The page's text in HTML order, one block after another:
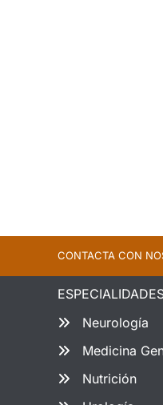
CONTACTA CON
Neurología
Medicina
Nutrición